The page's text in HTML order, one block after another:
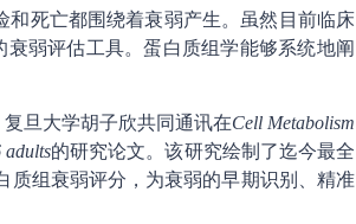
和死亡都围绕着衰弱产生。虽然目前临床
弱评估工具。蛋白质组学能够系统地阐
复旦大学胡子欣共同通讯在Cell Metabolism
adults的研究论文。该研究绘制了迄今最全
质组衰弱评分，为衰弱的早期识别、精准